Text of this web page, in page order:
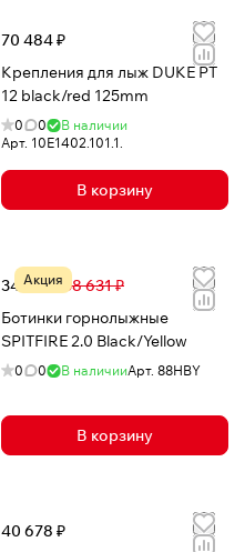
70 484 ₽
Крепления для лыж DUKE PT
12 black/red 125mm
0 0
В наличии
Арт. 10E1402.101.1.
В корзину
Акция
34 734 ₽ 58 631 ₽
Ботинки горнолыжные
SPITFIRE 2.0 Black/Yellow
0 0 В наличииАрт. 88HBY
В корзину
40 678 ₽